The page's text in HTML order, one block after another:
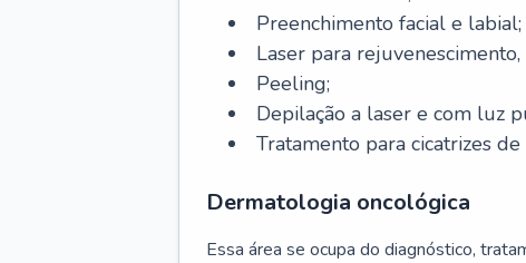
Preenchimento facial e labial;
Laser para
Peeling;
Depilação a laser e com luz
Tratamento para cicatrizes de
Dermatologia oncológica
Essa área se ocupa do diagnóstico,